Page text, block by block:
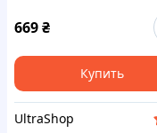
M87148XT06
669₴
Купить
UltraShop